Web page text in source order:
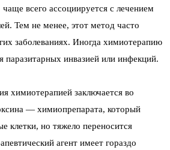
всего ассоциируется с лечением
Тем не менее, этот метод часто
заболеваниях. Иногда химиотерапию
паразитарных инвазией или инфекций.
химиотерапией заключается во
— химиопрепарата, который
клетки, но тяжело переносится
агент имеет гораздо